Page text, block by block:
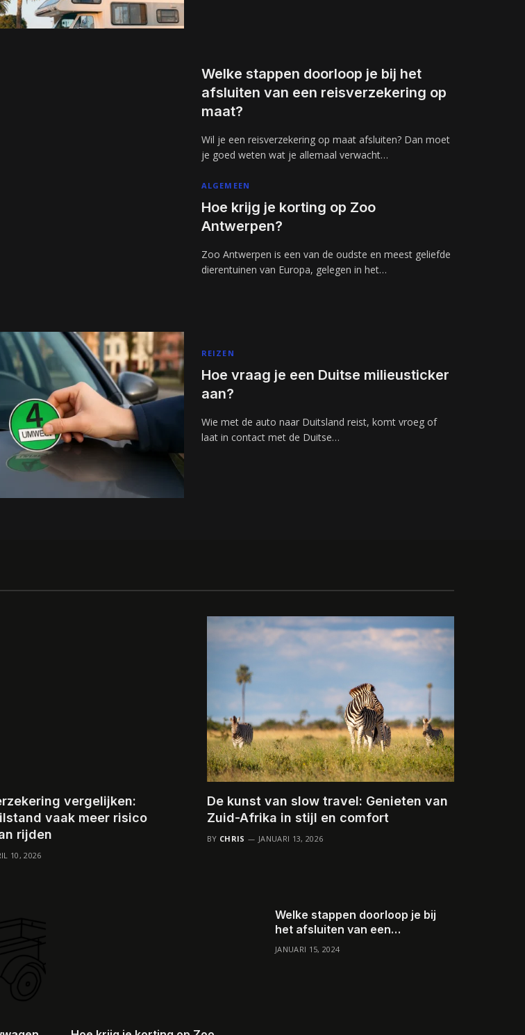
Welke stappen doorloop je bij het
afsluiten van een reisverzekering op
maat?
Wil je een reisverzekering op maat afsluiten? Dan moet
je goed weten wat je allemaal verwacht…
ALGEMEEN
Hoe krijg je korting op Zoo
Antwerpen?
Zoo Antwerpen is een van de oudste en meest geliefde
dierentuinen van Europa, gelegen in het…
REIZEN
Hoe vraag je een Duitse milieusticker
aan?
Wie met de auto naar Duitsland reist, komt vroeg of
laat in contact met de Duitse…
vergelijken:
vaak meer risico
rijden
10, 2026
De kunst van slow travel: Genieten van
Zuid-Afrika in stijl en comfort
BY CHRIS JANUARI 13, 2026
Welke stappen doorloop je bij
het afsluiten van een
reisverzekering op maat?
JANUARI 15, 2024